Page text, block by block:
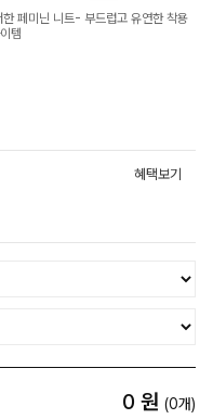
페미닌 니트- 부드럽고 유연한 착용
템
혜택보기
0 원 (0개)